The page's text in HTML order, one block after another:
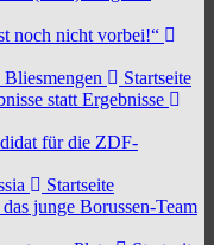
noch nicht vorbei!“
Startseite
statt Ergebnisse
für die ZDF-
Startseite
junge Borussen-Team